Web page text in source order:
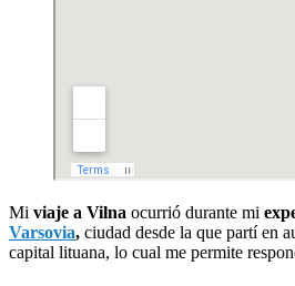
Mi viaje a Vilna ocurrió durante mi
Varsovia, ciudad desde la que partí en
capital lituana, lo cual me permite